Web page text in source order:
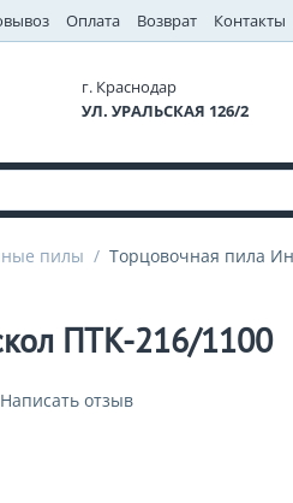
Оплата Возврат Контакты
г. Краснодар
УЛ. УРАЛЬСКАЯ 126/2
пилы / Торцовочная пила
ПТК-216/1100
Написать отзыв